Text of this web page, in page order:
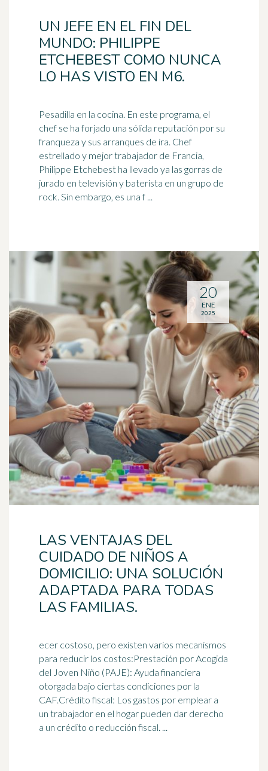
UN JEFE EN EL FIN DEL
MUNDO: PHILIPPE
ETCHEBEST COMO NUNCA
LO HAS VISTO EN M6.
Pesadilla en la cocina. En este programa, el
chef se ha forjado una sólida reputación por su
franqueza y sus arranques de ira. Chef
estrellado y mejortrabajador de Francia,
Philippe Etchebest ha llevado ya las gorras de
jurado en televisión y baterista en un grupo de
rock. Sin embargo, es una f ...
LAS VENTAJAS DEL
CUIDADO DE NIÑOS A
DOMICILIO: UNA SOLUCIÓN
ADAPTADA PARA TODAS
LAS FAMILIAS.
ecer costoso, pero existen varios mecanismos
para reducir los costos:Prestación por Acogida
del Joven Niño (PAJE): Ayuda financiera
otorgada bajo ciertas condiciones por la
CAF.Crédito fiscal: Los gastos por emplear a
un trabajador en el hogar pueden dar derecho
a un crédito o reducción fiscal. ...
20
ENE
2025